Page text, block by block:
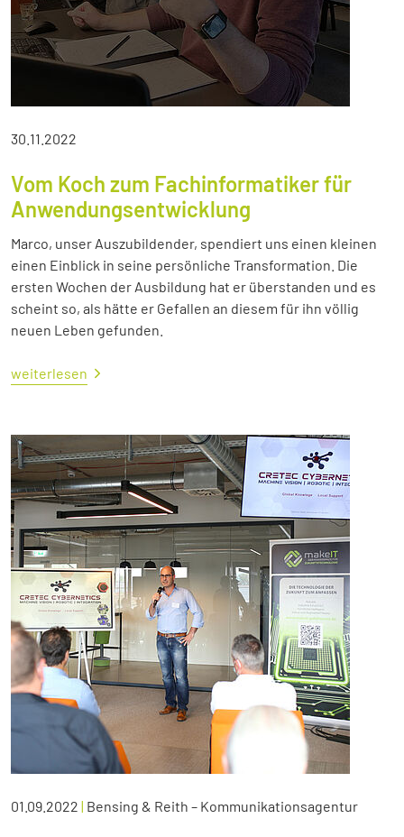
30.11.2022
Vom Koch zum Fachinformatiker für
Anwendungsentwicklung
Marco, unser Auszubildender, spendiert uns einen kleinen
einen Einblick in seine persönliche Transformation. Die
ersten Wochen der Ausbildung hat er überstanden und es
scheint so, als hätte er Gefallen an diesem für ihn völlig
neuen Leben gefunden.
weiterlesen
01.09.2022 | Bensing & Reith – Kommunikationsagentur